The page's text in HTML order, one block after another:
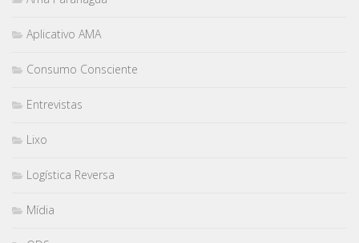
Aplicativo AMA
Consumo Consciente
Entrevistas
Lixo
Logística Reversa
Mídia